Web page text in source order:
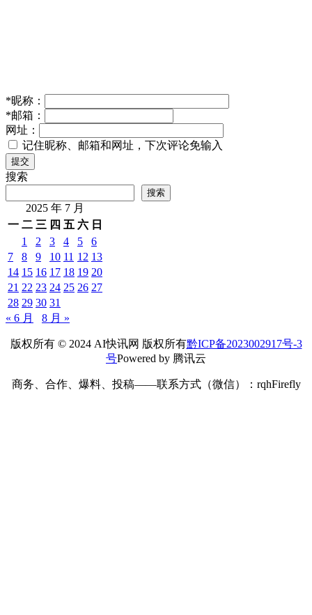
*昵称：
*邮箱：
网址：
记住昵称、邮箱和网址，下次评论免输入
提交
搜索
搜索
2025 年 7 月
一 二 三 四 五 六 日
1
2 3 4 5
6
7
8 9 10 11 12 13
14 15 16 17 18 19 20
21 22 23 24 25 26 27
28 29 30 31
« 6 月
8 月 »
版权所有 © 2024 AI快讯网 版权所有黔ICP备2023002917号-3
号Powered by 腾讯云
商务、合作、爆料、投稿——联系方式（微信）：rqhFirefly